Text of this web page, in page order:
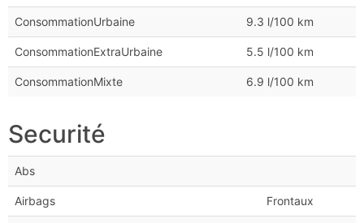
ConsommationUrbaine 9.3 l/100 km
ConsommationExtraUrbaine 5.5 l/100 km
ConsommationMixte 6.9 l/100 km
Securité
Abs
Airbags Frontaux